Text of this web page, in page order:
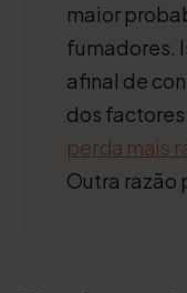
maior
fumadores.
afinal de
dos
perda mais
Outra razão